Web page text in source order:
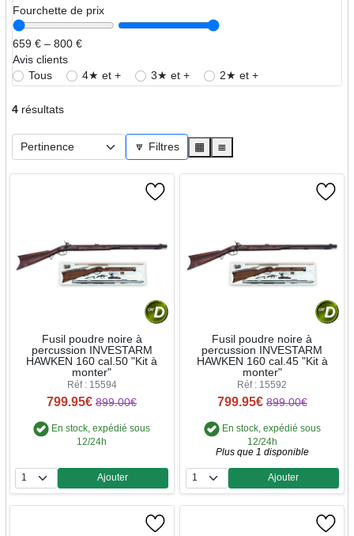
Fourchette de prix
659 € – 800 €
Avis clients
Tous
4★ et + 3★ et + 2★ et +
4résultats
🔽 Filtres ▦ ≣
Fusil poudre noire à
percussion INVESTARM
HAWKEN 160 cal.50 "Kit à
monter"
Réf : 15594
799.95€ 899.00€
En stock, expédié sous
12/24h
Quantité
Ajouter
Fusil poudre noire à
percussion INVESTARM
HAWKEN 160 cal.45 "Kit à
monter"
Réf : 15592
799.95€ 899.00€
En stock, expédié sous
12/24h
Plus que 1 disponible
Quantité
Ajouter